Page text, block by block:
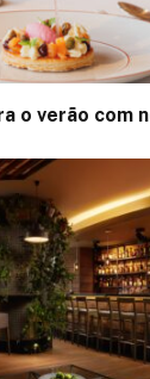
o verão com